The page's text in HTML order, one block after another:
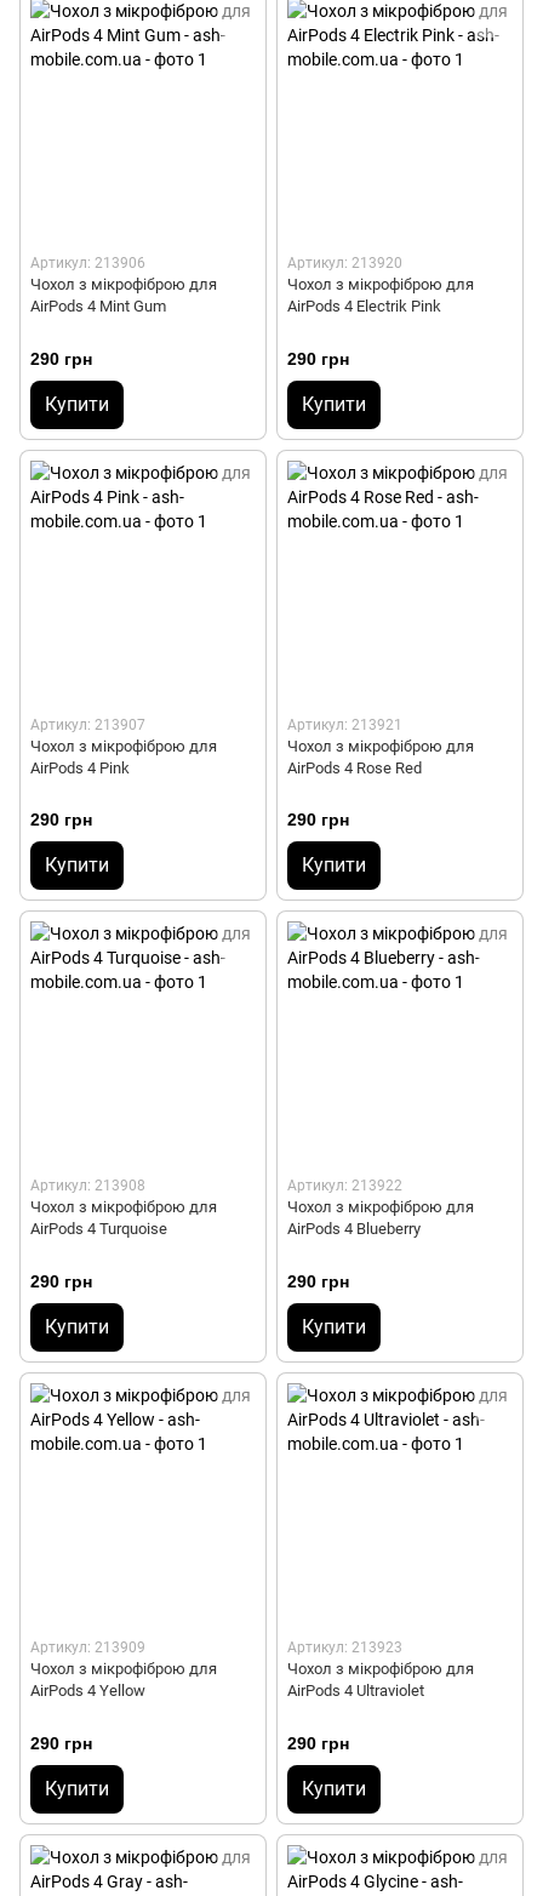
Артикул: 213906
Чохол з мікрофіброю для
AirPods 4 Mint Gum
290 грн
Купити
Артикул: 213920
Чохол з мікрофіброю для
AirPods 4 Electrik Pink
290 грн
Купити
Артикул: 213907
Чохол з мікрофіброю для
AirPods 4 Pink
290 грн
Купити
Артикул: 213921
Чохол з мікрофіброю для
AirPods 4 Rose Red
290 грн
Купити
Артикул: 213908
Чохол з мікрофіброю для
AirPods 4 Turquoise
290 грн
Купити
Артикул: 213922
Чохол з мікрофіброю для
AirPods 4 Blueberry
290 грн
Купити
Артикул: 213909
Чохол з мікрофіброю для
AirPods 4 Yellow
290 грн
Купити
Артикул: 213923
Чохол з мікрофіброю для
AirPods 4 Ultraviolet
290 грн
Купити